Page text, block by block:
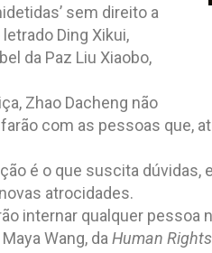
sem direito a
Ding Xikui,
da Paz Liu Xiaobo,
Zhao Dacheng não
com as pessoas que,
é o que suscita dúvidas,
atrocidades.
internar qualquer
Wang, da Human